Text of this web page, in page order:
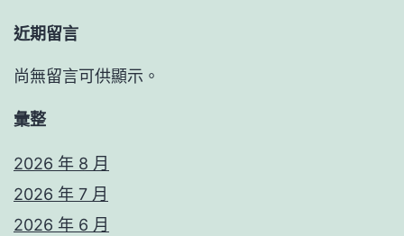
近期留言
尚無留言可供顯示。
彙整
2026 年 8 月
2026 年 7 月
2026 年 6 月